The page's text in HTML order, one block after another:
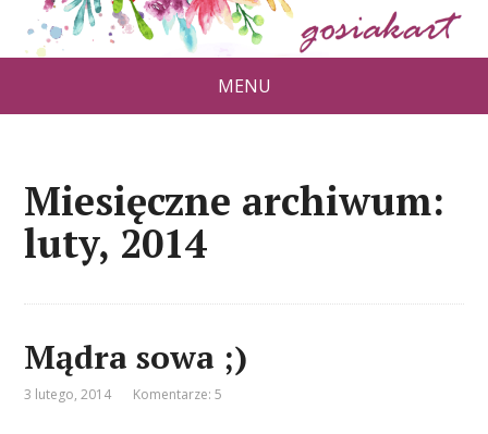
MENU
Miesięczne archiwum:
luty, 2014
Mądra sowa ;)
3 lutego, 2014 Komentarze: 5